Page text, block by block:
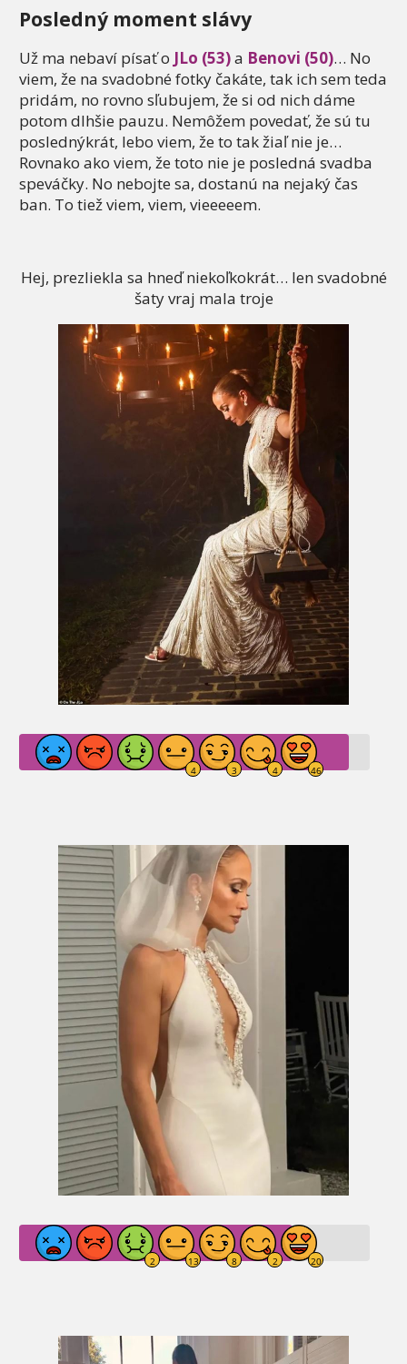
Posledný moment slávy
Už ma nebaví písať o JLo (53)a Benovi (50)… No
viem, že na svadobné fotky čakáte, tak ich sem teda
pridám, no rovno sľubujem, že si od nich dáme
potom dlhšie pauzu. Nemôžem povedať, že sú tu
poslednýkrát, lebo viem, že to tak žiaľ nie je…
Rovnako ako viem, že toto nie je posledná svadba
speváčky. No nebojte sa, dostanú na nejaký čas
ban. To tiež viem, viem, vieeeeem.
Hej, prezliekla sa hneď niekoľkokrát… len svadobné
šaty vraj mala troje